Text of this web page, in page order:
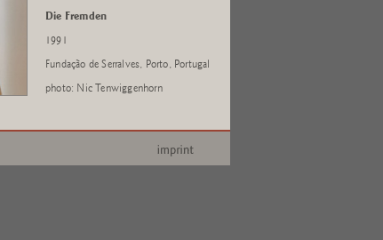
Die Fremden
1991
Fundação de Serralves, Porto, Portugal
photo: Nic Tenwiggenhorn